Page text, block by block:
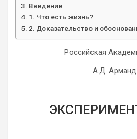
Введение
1. Что есть жизнь?
2. Доказательство и
Российская
А.Д. Арманд